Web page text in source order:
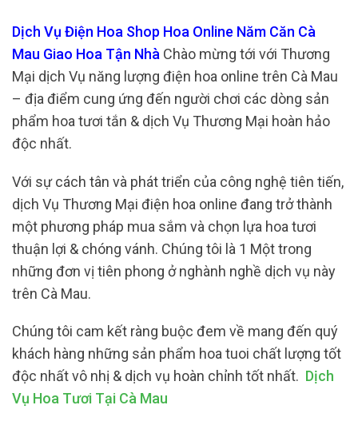
Dịch Vụ Điện Hoa Shop Hoa Online Năm Căn Cà
Mau Giao Hoa Tận Nhà Chào mừng tới với Thương
Mại dịch Vụ năng lượng điện hoa online trên Cà Mau
– địa điểm cung ứng đến người chơi các dòng sản
phẩm hoa tươi tắn & dịch Vụ Thương Mại hoàn hảo
độc nhất.
Với sự cách tân và phát triển của công nghệ tiên tiến,
dịch Vụ Thương Mại điện hoa online đang trở thành
một phương pháp mua sắm và chọn lựa hoa tươi
thuận lợi & chóng vánh. Chúng tôi là 1 Một trong
những đơn vị tiên phong ở nghành nghề dịch vụ này
trên Cà Mau.
Chúng tôi cam kết ràng buộc đem về mang đến quý
khách hàng những sản phẩm hoa tuoi chất lượng tốt
độc nhất vô nhị & dịch vụ hoàn chỉnh tốt nhất. Dịch
Vụ Hoa Tươi Tại Cà Mau